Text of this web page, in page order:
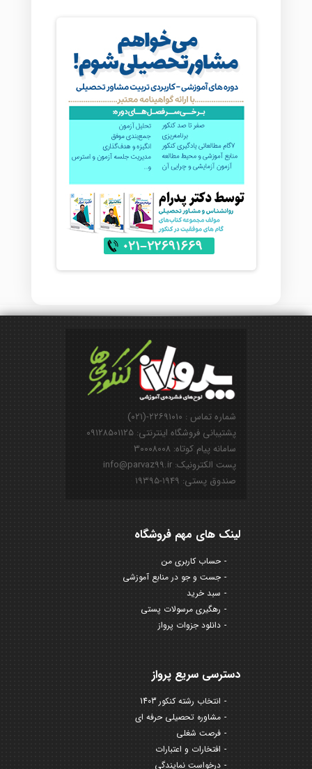
شماره تماس : ۲۲۶۹۱۰۱۰-(۰۲۱)
پشتیبانی فروشگاه اینترنتی: ۰۹۱۲۸۵۰۱۱۲۵
سامانه پیام کوتاه: ۳۰۰۰۸۰۰۸
پست الکترونیک: info@parvaz99.ir
صندوق پستی: ۱۹۴۹-۱۹۳۹۵
لینک های مهم فروشگاه
حساب کاربری من
جست و جو در منابع آموزشی
سبد خرید
رهگیری مرسولات پستی
دانلود جزوات پرواز
دسترسی سریع پرواز
انتخاب رشته کنکور 1403
مشاوره تحصیلی حرفه ای
فرصت شغلی
افتخارات و اعتبارات
درخواست نمایندگی